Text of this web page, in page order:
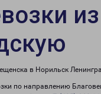
в Норильск
по направлению